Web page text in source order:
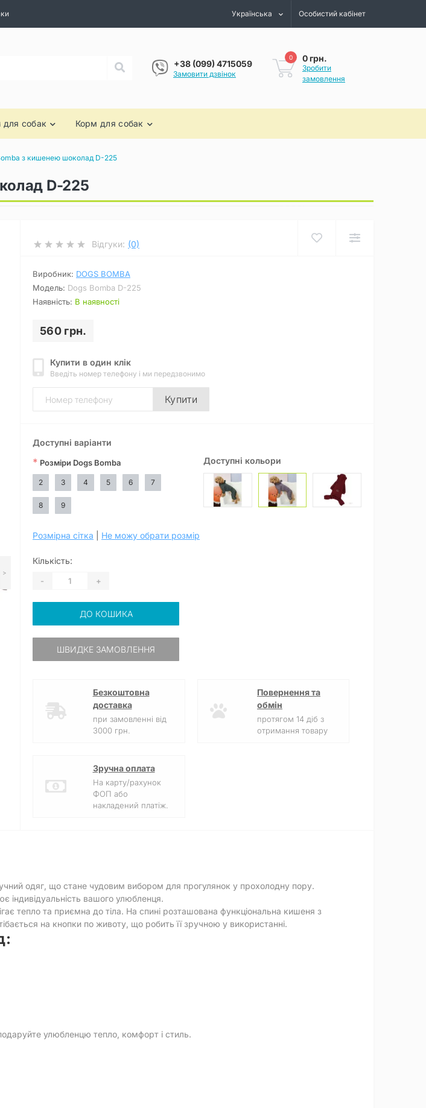
Українська Особистий кабінет
+38 (099) 4715059
Замовити дзвінок
0 0 грн.
Зробити
замовлення
для собак Корм для собак
з кишенею шоколад D-225
D-225
>
Відгуки: (0)
Виробник: DOGS BOMBA
Модель: Dogs Bomba D-225
Наявність: В наявності
560 грн.
Купити в один клік
Введіть номер телефону і ми передзвонимо
Купити
Доступні кольори
Доступні варіанти
* Розміри Dogs Bomba
2 3 4 5 6 7
8 9
Розмірна сітка Не можу обрати розмір
Кількість:
- +
ДО КОШИКА
ШВИДКЕ ЗАМОВЛЕННЯ
Безкоштовна
доставка
при замовленні від
3000 грн.
Повернення та
обмін
протягом 14 діб з
отримання товару
Зручна оплата
На карту/рахунок
ФОП або
накладений платіж.
одяг, що стане чудовим вибором для прогулянок у прохолодну пору.
індивідуальність вашого улюбленця.
тепло та приємна до тіла. На спині розташована функціональна кишеня з
на кнопки по животу, що робить її зручною у використанні.
улюбленцю тепло, комфорт і стиль.